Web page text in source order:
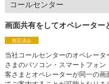
コールセンター
画面共有をしてオペレーター
対応済み
当社コールセンターのオペレー
さまのパソコン・スマートフォ
客さまとオペレーターが同一の